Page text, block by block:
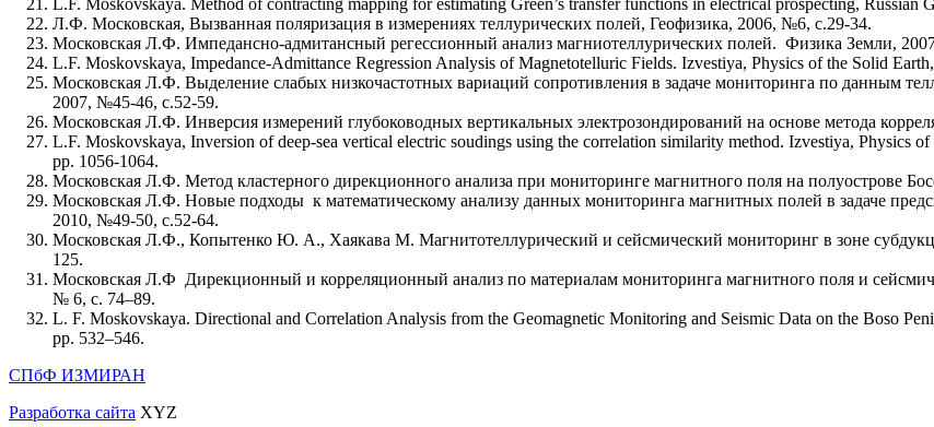
Л.Ф. Московская, Вызванная поляризация в измерениях теллурических полей, Геофизика, 2006, №6, с.29-34.
Московская Л.Ф. Импедансно-адмитансный регессионный анализ магниотеллурических полей. Физика Земли,
L.F. Moskovskaya, Impedance-Admittance Regression Analysis of Magnetotelluric Fields. Izvestiya, Physics of the Solid
Московская Л.Ф. Выделение слабых низкочастотных вариаций сопротивления в задаче мониторинга по данным
2007, №45-46, с.52-59.
Московская Л.Ф. Инверсия измерений глубоководных вертикальных электрозондирований на основе метода
L.F. Moskovskaya, Inversion of deep-sea vertical electric soudings using the correlation similarity method. Izvestiya, Physics
pp. 1056-1064.
Московская Л.Ф. Метод кластерного дирекционного анализа при мониторинге магнитного поля на полуострове
Московская Л.Ф. Новые подходы к математическому анализу данных мониторинга магнитных полей в задаче
2010, №49-50, с.52-64.
Московская Л.Ф., Копытенко Ю. А., Хаякава М. Магнитотеллурический и сейсмический мониторинг в зоне
125.
Московская Л.Ф Дирекционный и корреляционный анализ по материалам мониторинга магнитного поля и
№ 6, с. 74–89.
L. F. Moskovskaya. Directional and Correlation Analysis from the Geomagnetic Monitoring and Seismic Data on the Boso
pp. 532–546.
СПбФ ИЗМИРАН
Разработка сайта XYZ